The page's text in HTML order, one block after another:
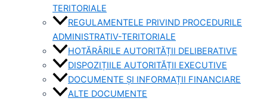
TERITORIALE
REGULAMENTELE PRIVIND PROCEDURILE
ADMINISTRATIV-TERITORIALE
HOTĂRÂRILE AUTORITĂȚII DELIBERATIVE
DISPOZIȚIILE AUTORITĂȚII EXECUTIVE
DOCUMENTE ȘI INFORMAȚII FINANCIARE
ALTE DOCUMENTE